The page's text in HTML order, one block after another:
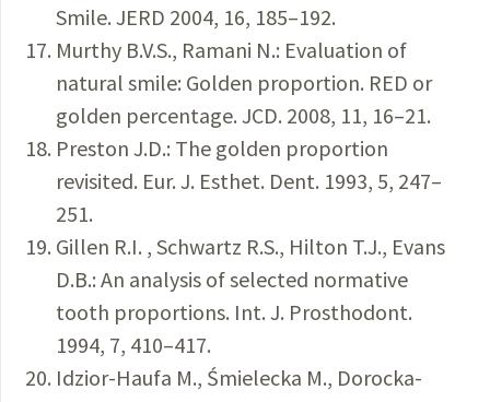
Smile. JERD 2004, 16, 185–192.
Murthy B.V.S., Ramani N.: Evaluation of
natural smile: Golden proportion. RED or
golden percentage. JCD. 2008, 11, 16–21.
Preston J.D.: The golden proportion
revisited. Eur. J. Esthet. Dent. 1993, 5, 247–
251.
Gillen R.I. , Schwartz R.S., Hilton T.J., Evans
D.B.: An analysis of selected normative
tooth proportions. Int. J. Prosthodont.
1994, 7, 410–417.
Idzior-Haufa M., Śmielecka M., Dorocka-